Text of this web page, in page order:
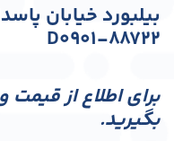
D0901-88722
برای اطلاع از
بگیرید.